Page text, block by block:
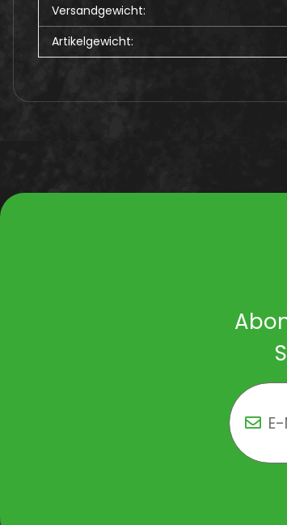
Produkteigenschaft
Wert
Versandgewicht:
Artikelgewicht: